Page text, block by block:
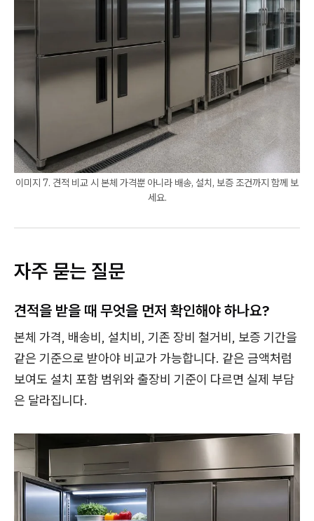
이미지 7. 견적 비교 시 본체 가격뿐 아니라 배송, 설치, 보증 조건까지 함께 보
세요.
자주 묻는 질문
견적을 받을 때 무엇을 먼저 확인해야 하나요?
본체 가격, 배송비, 설치비, 기존 장비 철거비, 보증 기간을
같은 기준으로 받아야 비교가 가능합니다. 같은 금액처럼
보여도 설치 포함 범위와 출장비 기준이 다르면 실제 부담
은 달라집니다.